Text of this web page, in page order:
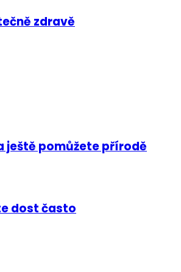
zdravě
ještě pomůžete přírodě
dost často